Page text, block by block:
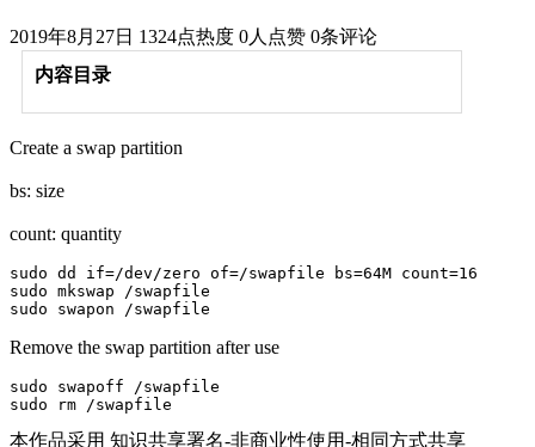
2019年8月27日 1324点热度 0人点赞 0条评论
内容目录
Create a swap partition
bs: size
count: quantity
sudo dd if=/dev/zero of=/swapfile bs=64M count=16
sudo mkswap /swapfile
sudo swapon /swapfile
Remove the swap partition after use
sudo swapoff /swapfile
sudo rm /swapfile
本作品采用 知识共享署名-非商业性使用-相同方式共享